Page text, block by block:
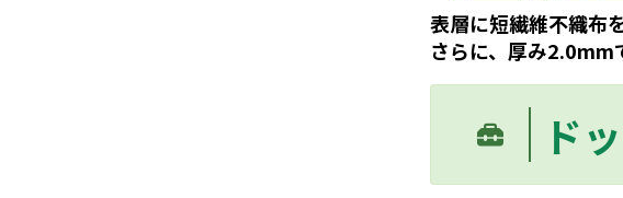
表層に短繊維不織布
さらに、厚み2.0mm
ド